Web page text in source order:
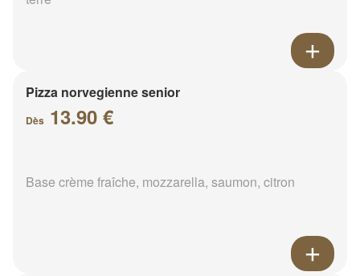
Pizza norvegienne senior
Dès 13.90 €
Base crème fraîche, mozzarella, saumon, citron